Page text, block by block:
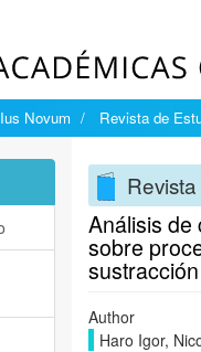
Novum Revista de
Análisis de
sobre
Author
Haro Igor,